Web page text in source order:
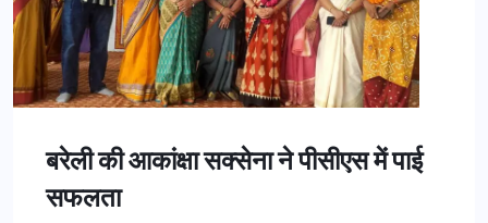
बरेली की आकांक्षा सक्सेना ने पीसीएस में पाई
सफलता